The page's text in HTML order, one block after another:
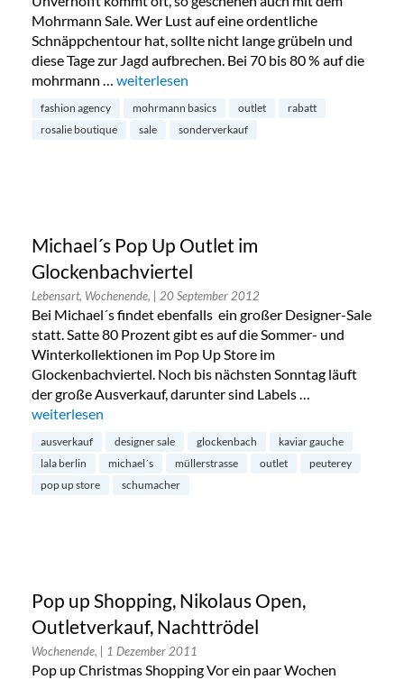
Mohrmann Sale. Wer Lust auf eine ordentliche
Schnäppchentour hat, sollte nicht lange grübeln und
diese Tage zur Jagd aufbrechen. Bei 70 bis 80 % auf die
mohrmann … „Sale von Mohrmann basics, Fashion Agency,
weiterlesen
fashion agency mohrmann basics outlet
rabatt
rosalie boutique
sale sonderverkauf
Michael´s Pop Up Outlet im
Glockenbachviertel
Lebensart, Wochenende, | 20 September 2012
Bei Michael´s findet ebenfalls ein großer Designer-Sale
statt. Satte 80 Prozent gibt es auf die Sommer- und
Winterkollektionen im Pop Up Store im
Glockenbachviertel. Noch bis nächsten Sonntag läuft
der große Ausverkauf, darunter sind Labels …
„Michael´s Pop Up Outlet im Glockenbachviertel“
weiterlesen
ausverkauf designer sale glockenbach
kaviar gauche
lala berlin
michael´s müllerstrasse outlet
peuterey
pop up store
schumacher
Pop up Shopping, Nikolaus Open,
Outletverkauf, Nachttrödel
Wochenende, | 1 Dezember 2011
Pop up Christmas Shopping Vor ein paar Wochen